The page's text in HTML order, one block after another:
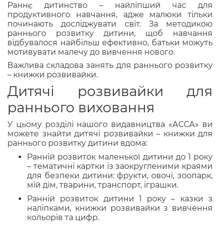
Раннє дитинство – найліпший час для
продуктивного навчання, адже малюки тільки
починають досліджувати світ. За методикою
раннього розвитку дитини, щоб навчання
відбувалося найбільш ефективно, батьки можуть
мотивувати малечу до вивчення нового.
Важлива складова занять для раннього розвитку
– книжки розвивайки.
Дитячі розвивайки для
раннього виховання
У цьому розділі нашого видавництва «АССА» ви
можете знайти дитячі розвивайки – книжки для
раннього розвитку дитини вдома:
Ранній розвиток маленької дитини до 1 року
– тематичні картки із заокругленими краями
для безпеки дитини: фрукти, овочі, зоопарк,
мій дім, тварини, транспорт, іграшки.
Ранній розвиток дитини 1 року – казки з
наліпками, книжки розвивайки з вивчення
кольорів та цифр.